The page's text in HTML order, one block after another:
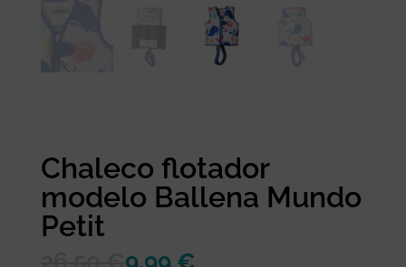
Chaleco flotador
modelo Ballena Mundo
Petit